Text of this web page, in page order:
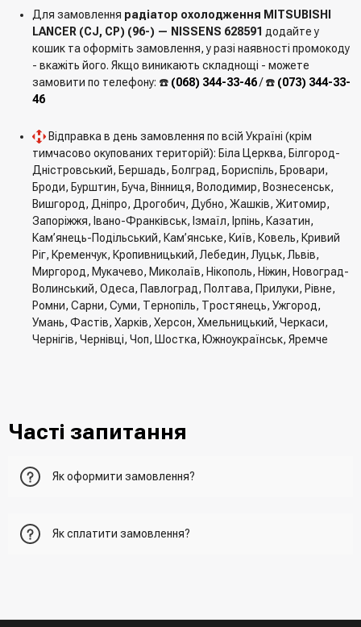
Для замовлення радіатор охолодження MITSUBISHI
LANCER (CJ, CP) (96-) — NISSENS 628591 додайте у
кошик та оформіть замовлення, у разі наявності промокоду
- вкажіть його. Якщо виникають складнощі - можете
замовити по телефону: ☎️ (068) 344-33-46/ ☎️ (073) 344-33-
46
Відправка в день замовлення по всій Україні (крім
тимчасово окупованих територій): Біла Церква, Білгород-
Дністровський, Бершадь, Болград, Бориспіль, Бровари,
Броди, Бурштин, Буча, Вінниця, Володимир, Вознесенськ,
Вишгород, Дніпро, Дрогобич, Дубно, Жашків, Житомир,
Запоріжжя, Івано-Франківськ, Ізмаїл, Ірпінь, Казатин,
Кам’янець-Подільський, Кам’янське, Київ, Ковель, Кривий
Ріг, Кременчук, Кропивницький, Лебедин, Луцьк, Львів,
Миргород, Мукачево, Миколаїв, Нікополь, Ніжин, Новоград-
Волинський, Одеса, Павлоград, Полтава, Прилуки, Рівне,
Ромни, Сарни, Суми, Тернопіль, Тростянець, Ужгород,
Умань, Фастів, Харків, Херсон, Хмельницький, Черкаси,
Чернігів, Чернівці, Чоп, Шостка, Южноукраїнськ, Яремче
Часті запитання
Як оформити замовлення?
нього та вказати всю необхідну інформацію про
зателефонує менеджер для підтвердження та уточнення
Як сплатити замовлення?